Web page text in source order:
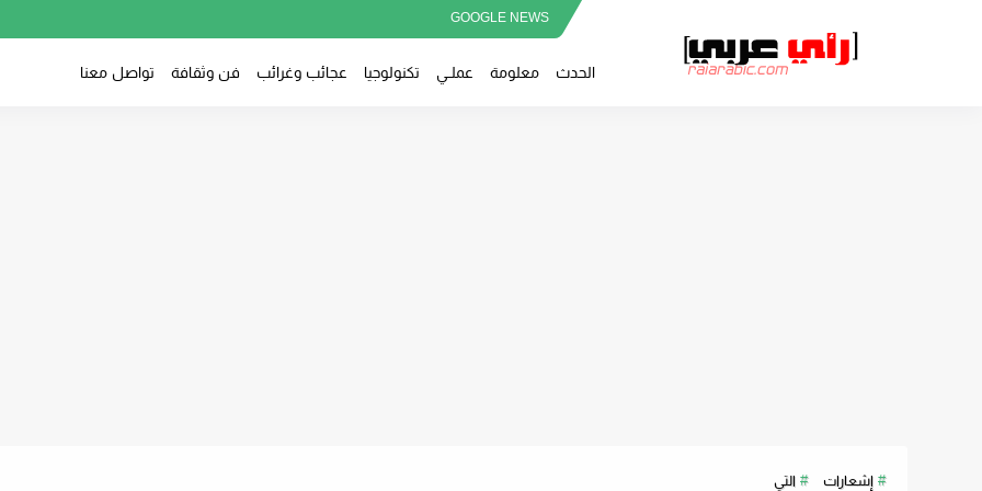
GOOGLE NEWS
الحدث معلومة عملــي تكنولوجيا عجائب وغرائب فن وثقافة تواصل معنا
إشعارات التي